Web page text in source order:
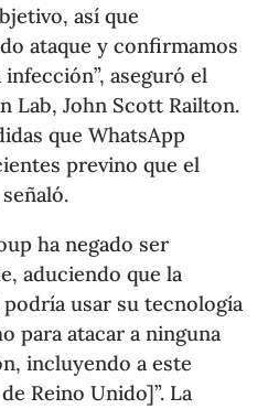
así que
ataque y confirmamos
aseguró el
Lab, John Scott Railton.
que WhatsApp
previno que el
ha negado ser
aduciendo que la
usar su tecnología
para atacar a ninguna
incluyendo a este
Reino Unido]”. La